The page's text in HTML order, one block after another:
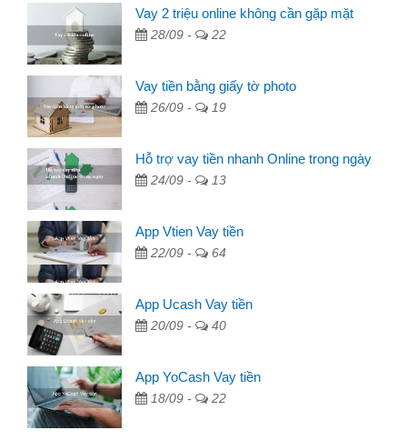
Vay 2 triệu online không cần gặp mặt
28/09 - 22
Vay tiền bằng giấy tờ photo
26/09 - 19
Hỗ trợ vay tiền nhanh Online trong ngày
24/09 - 13
App Vtien Vay tiền
22/09 - 64
App Ucash Vay tiền
20/09 - 40
App YoCash Vay tiền
18/09 - 22